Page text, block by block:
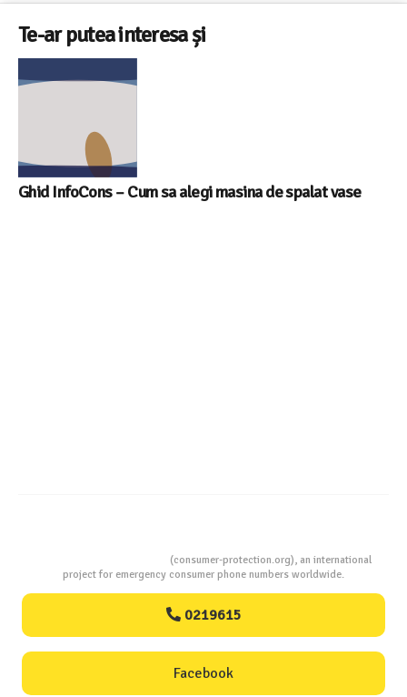
Te-ar putea interesa și
(consumer-protection.org), an international
project for emergency consumer phone numbers worldwide.
0219615
Facebook